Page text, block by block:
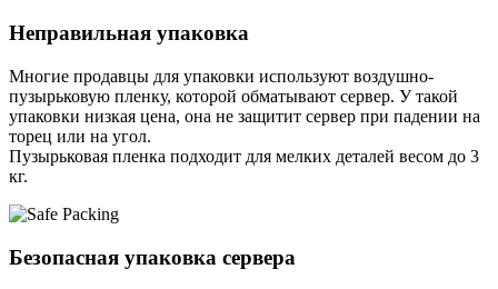
Неправильная упаковка
Многие продавцы для упаковки используют воздушно-
пузырьковую пленку, которой обматывают сервер. У такой
упаковки низкая цена, она не защитит сервер при падении на
торец или на угол.
Пузырьковая пленка подходит для мелких деталей весом до 3
кг.
Безопасная упаковка сервера